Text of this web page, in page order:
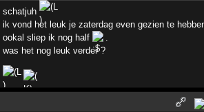
schatjuh
ik vond het leuk je zaterdag even gezien te
ookal sliep ik nog half
.
was het nog leuk verder ?